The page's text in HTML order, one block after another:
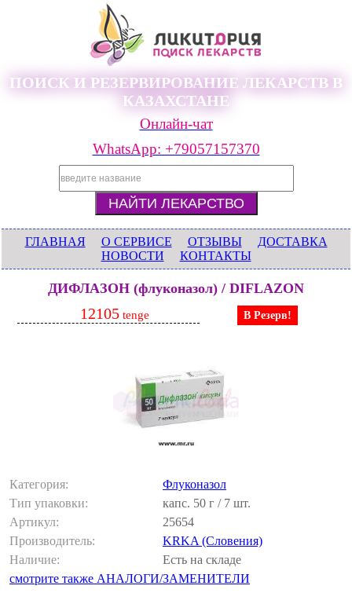
ПОИСК И РЕЗЕРВИРОВАНИЕ ЛЕКАРСТВ В
КАЗАХСТАНЕ
Онлайн-чат
WhatsApp: +79057157370
ГЛАВНАЯ О СЕРВИСЕ ОТЗЫВЫ
ДОСТАВКА
НОВОСТИ
КОНТАКТЫ
ДИФЛАЗОН (флуконазол) / DIFLAZON
12105 tenge В Резерв!
Категория:
Флуконазол
Тип упаковки:
капс. 50 г / 7 шт.
Артикул:
25654
Производитель:
KRKA (Словения)
Наличие:
Есть на складе
смотрите также АНАЛОГИ/ЗАМЕНИТЕЛИ